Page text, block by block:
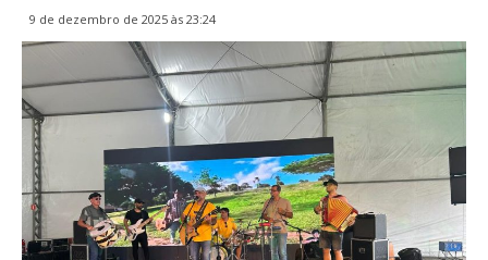
9 de dezembro de 2025 às 23:24